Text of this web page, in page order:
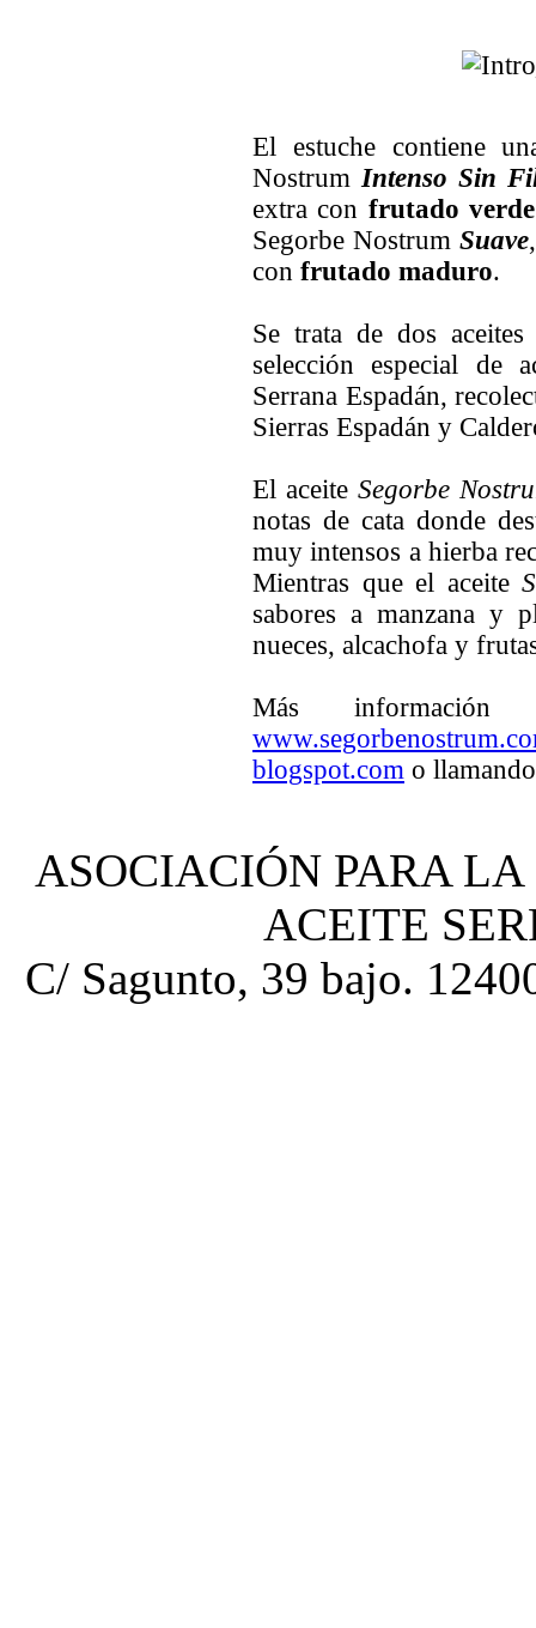
El estuche contiene
NostrumIntenso Sin
extra con frutado verde
Segorbe NostrumSuave
con frutado maduro.
Se trata de dos
selección especial de
Serrana Espadán,
Sierras Espadán y
El aceiteSegorbe
notas de cata donde
muy intensos a hierba
Mientras que el aceite
sabores a manzana y
nueces, alcachofa y
Más
blogspot.com o
ASOCIACIÓN PARA
ACEITE
C/ Sagunto, 39 bajo.